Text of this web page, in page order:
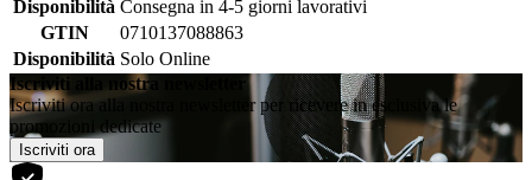
Disponibilità Consegna in 4-5 giorni lavorativi
GTIN
0710137088863
Disponibilità Solo Online
Iscriviti alla nostra newsletter
Iscriviti ora alla nostra newsletter per ricevere in esclusiva le
promozioni dedicate
Iscriviti ora